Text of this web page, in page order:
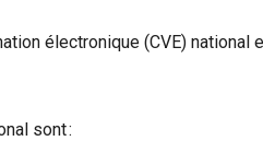
électronique (CVE) national
sont :